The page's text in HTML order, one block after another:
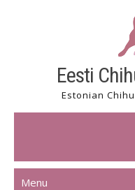
Eesti
Estonian
Menu